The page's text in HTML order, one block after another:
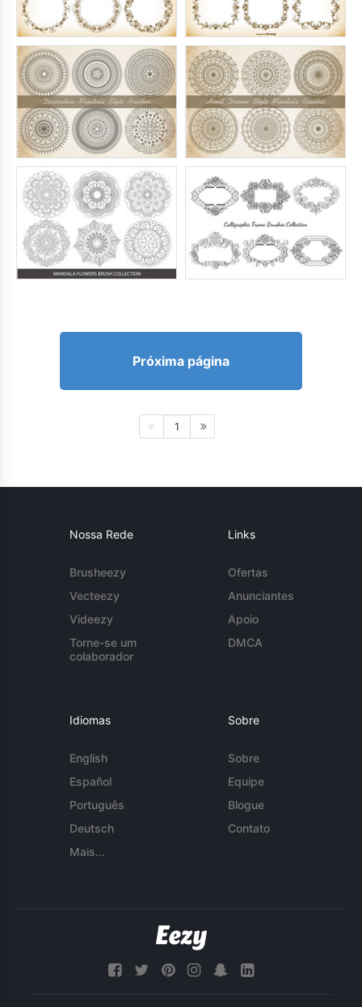
Próxima página
1
Nossa Rede
Brusheezy
Vecteezy
Videezy
Torne-se um
colaborador
Links
Ofertas
Anunciantes
Apoio
DMCA
Idiomas
English
Español
Português
Deutsch
Mais...
Sobre
Sobre
Equipe
Blogue
Contato